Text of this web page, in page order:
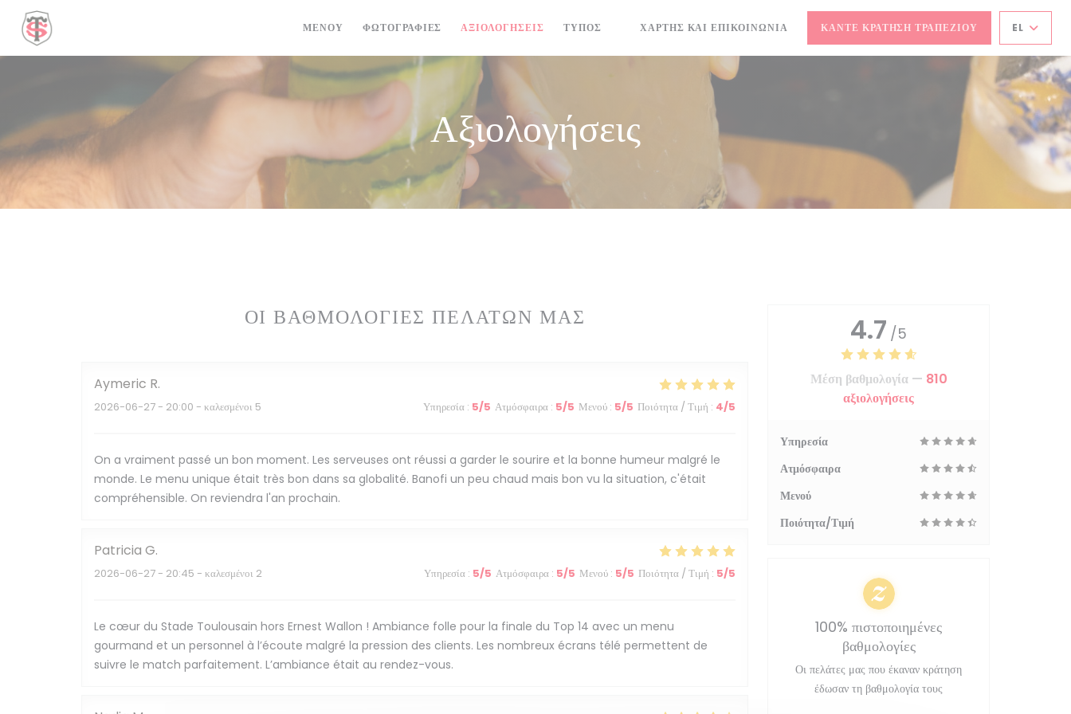
Πίνακας διαχείρισης "Μπισκότων" (Cookies)
ΜΕΝΟΎ ΦΩΤΟΓΡΑΦΊΕΣ ΑΞΙΟΛΟΓΉΣΕΙΣ ΤΎΠΟΣ ΧΆΡΤΗΣ ΚΑΙ ΕΠΙΚΟΙΝΩΝΊΑ ΚΆΝΤΕ ΚΡΆΤΗΣΗ ΤΡΑΠΕΖΙΟΎ EL
Αξιολογήσεις
ΟΙ ΒΑΘΜΟΛΟΓΊΕΣ ΠΕΛΑΤΏΝ ΜΑΣ
Aymeric R
2026-06-27 - 20:00 - καλεσμένοι 5 Υπηρεσία : 5/5 Ατμόσφαιρα : 5/5 Μενού : 5/5 Ποιότητα / Τιμή : 4/5
On a vraiment passé un bon moment. Les serveuses ont réussi a garder le sourire et la bonne humeur malgré le
monde. Le menu unique était très bon dans sa globalité. Banofi un peu chaud mais bon vu la situation, c'était
compréhensible. On reviendra l'an prochain.
Patricia G
2026-06-27 - 20:45 - καλεσμένοι 2 Υπηρεσία : 5/5 Ατμόσφαιρα : 5/5 Μενού : 5/5 Ποιότητα / Τιμή : 5/5
Le cœur du Stade Toulousain hors Ernest Wallon ! Ambiance folle pour la finale du Top 14 avec un menu
gourmand et un personnel à l’écoute malgré la pression des clients. Les nombreux écrans télé permettent de
suivre le match parfaitement. L’ambiance était au rendez-vous.
4.7 /5
Μέση βαθμολογία — 810
αξιολογήσεις
Υπηρεσία
Ατμόσφαιρα
Μενού
Ποιότητα/Τιμή
100% πιστοποιημένες
βαθμολογίες
Οι πελάτες μας που έκαναν κράτηση
έδωσαν τη βαθμολογία τους